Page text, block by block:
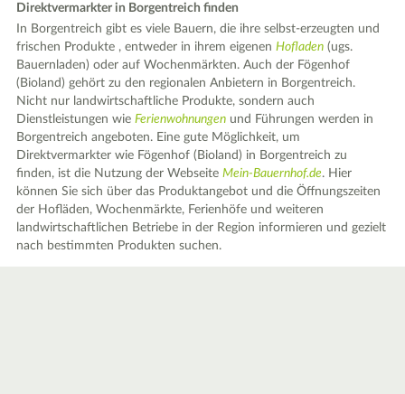
Direktvermarkter in Borgentreich finden
In Borgentreich gibt es viele Bauern, die ihre selbst-erzeugten und
frischen Produkte , entweder in ihrem eigenenHofladen (ugs.
Bauernladen) oder auf Wochenmärkten. Auch der Fögenhof
(Bioland) gehört zu den regionalen Anbietern in Borgentreich.
Nicht nur landwirtschaftliche Produkte, sondern auch
Dienstleistungen wieFerienwohnungen und Führungen werden in
Borgentreich angeboten. Eine gute Möglichkeit, um
Direktvermarkter wie Fögenhof (Bioland) in Borgentreich zu
finden, ist die Nutzung der WebseiteMein-Bauernhof.de. Hier
können Sie sich über das Produktangebot und die Öffnungszeiten
der Hofläden, Wochenmärkte, Ferienhöfe und weiteren
landwirtschaftlichen Betriebe in der Region informieren und gezielt
nach bestimmten Produkten suchen.